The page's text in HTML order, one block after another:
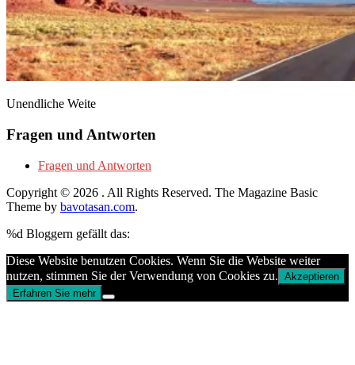
Unendliche Weite
Fragen und Antworten
Fragen und Antworten
Copyright © 2026 . All Rights Reserved. The Magazine Basic
Theme by bavotasan.com.
%d Bloggern gefällt das:
Diese Website benutzen Cookies. Wenn Sie die Website weiter
nutzen, stimmen Sie der Verwendung von Cookies zu. Akzeptieren
Erfahren Sie mehr